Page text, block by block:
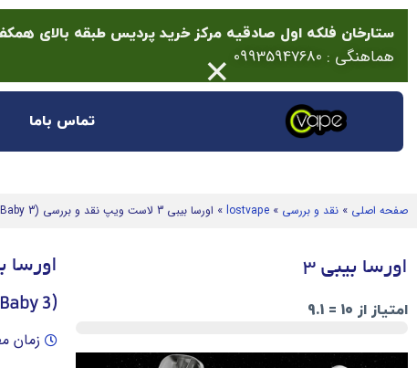
ستارخان فلکه اول صادقیه مرکز خرید پردیس طبقه بالای همکف پلاک 14
هماهنگی : 09935947680 ×
تماس باما
صفحه اصلی » نقد و بررسی »
lostvape
» اورسا بیبی 3 لاست ویپ نقد و بررسی (Lost Vape Ursa Baby 3)
اورسا بیبی 3
امتیاز از 10 = 9.1
اورسا بیبی 3 لاست
(Lost Vape Ursa Baby 3)
زمان